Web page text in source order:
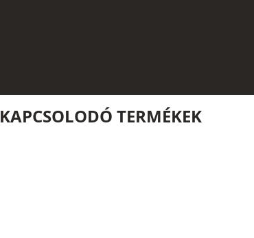
KAPCSOLODÓ TERMÉKEK